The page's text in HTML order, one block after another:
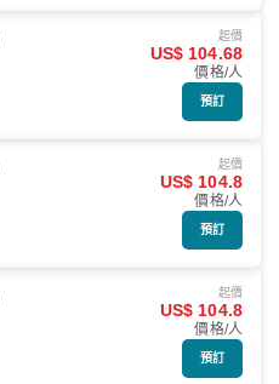
起價
US$ 104.68
價格/人
預訂
起價
US$ 104.8
價格/人
預訂
起價
US$ 104.8
價格/人
預訂